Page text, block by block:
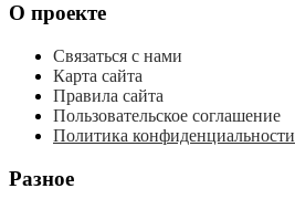
О проекте
Связаться с нами
Карта сайта
Правила сайта
Пользовательское соглашение
Политика конфиденциальности
Разное